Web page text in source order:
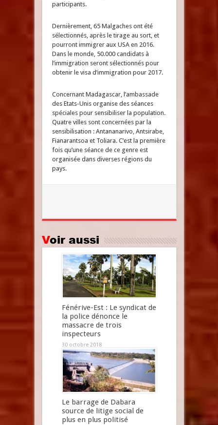
participants.
Dernièrement, 65 Malgaches ont été
sélectionnés, après le tirage au sort, et
pourront immigrer aux USA en 2016.
Dans le monde, 50.000 candidats à
l’immigration seront sélectionnés pour
obtenir le visa d’immigration pour 2017.
Concernant Madagascar, l’ambassade
des Etats-Unis organise des séances
spéciales pour sensibiliser la population.
Quatre villes sont concernées par la
sensibilisation : Antananarivo, Antsirabe,
Fianarantsoa et Toliara. C’est la première
fois qu’une séance de ce genre est
organisée dans diverses régions du
pays.
Voir aussi
Fénérive-Est : Le syndicat de
la police dénonce le
massacre de trois
inspecteurs
30 octobre 2018
Le barrage de Dabara
source de litige social de
plus en plus politisé